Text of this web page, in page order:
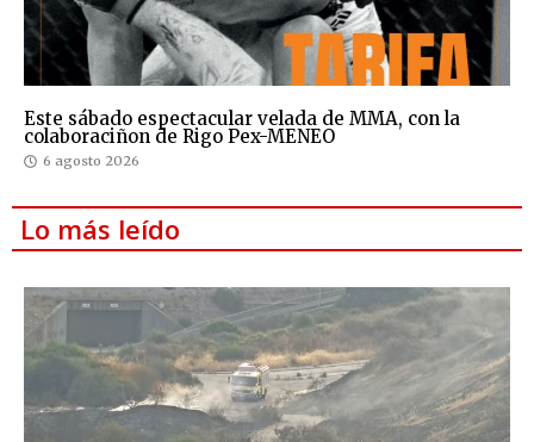
Este sábado espectacular velada de MMA, con la
colaboraciñon de Rigo Pex-MENEO
6 agosto 2026
Lo más leído